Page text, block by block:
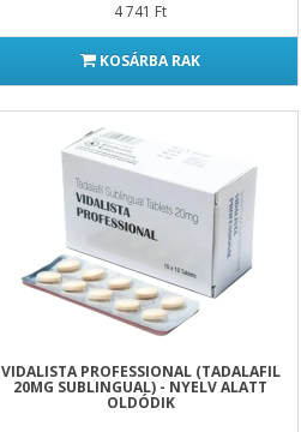
4 741 Ft
KOSÁRBA RAK
VIDALISTA PROFESSIONAL (TADALAFIL
20MG SUBLINGUAL) - NYELV ALATT
OLDÓDIK